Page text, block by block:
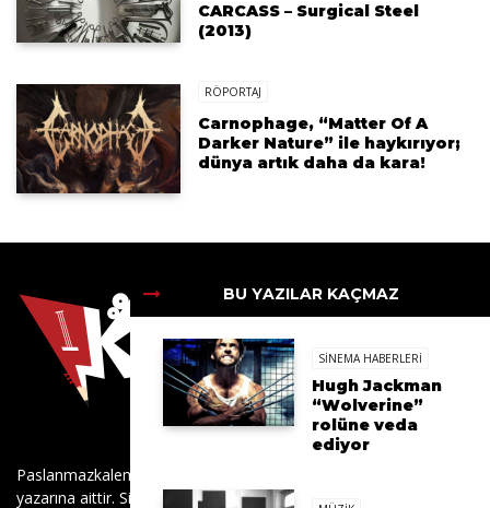
CARCASS – Surgical Steel
(2013)
RÖPORTAJ
Carnophage, “Matter Of A
Darker Nature” ile haykırıyor;
dünya artık daha da kara!
BU YAZILAR KAÇMAZ
SINEMA HABERLERI
Hugh Jackman
“Wolverine”
rolüne veda
ediyor
Paslanmazkalem.com’daki tüm yazıların sorumluluğu sadece
yazarına aittir. Sitedeki hiçbir içerik izinsiz kopyalanamaz, başka